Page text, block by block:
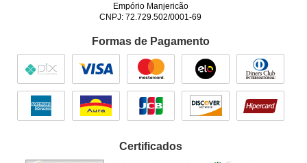
Empório Manjericão
CNPJ: 72.729.502/0001-69
Formas de Pagamento
Certificados